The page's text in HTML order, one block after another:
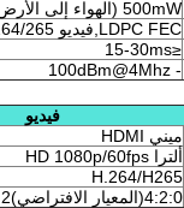
500mW (الهواء إلى الأرض 5km)
LDPC FEC,فيديو H.264/265 تصحيح خطأ فائق
≤15-30ms
- 100dBm@4Mhz
فيديو
ميني HDMI
ألترا HD 1080p/60fps
H.264/H265
4:2:0(المعيار الافتراضي)4:2أربعة عشر:4(أوب)